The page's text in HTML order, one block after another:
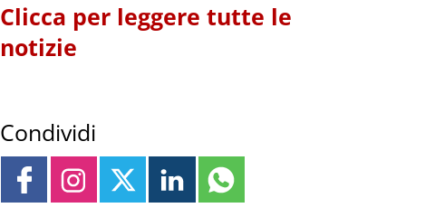
Clicca per leggere tutte le
notizie
Condividi